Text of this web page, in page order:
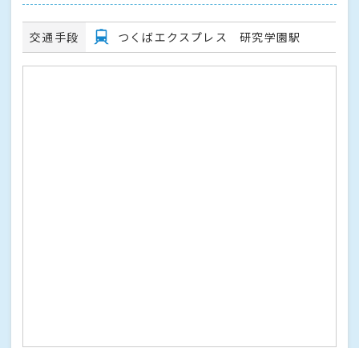
交通手段 つくばエクスプレス 研究学園駅